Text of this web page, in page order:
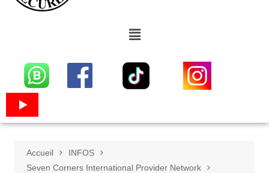
Accueil
INFOS
Seven Corners International Provider Network